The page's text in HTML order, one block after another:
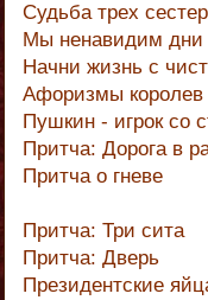
Судьба трех сестер
Мы ненавидим дни
Начни жизнь с
Афоризмы королев
Пушкин - игрок со
Притча: Дорога в
Притча о гневе
Притча: Три сита
Притча: Дверь
Президентские